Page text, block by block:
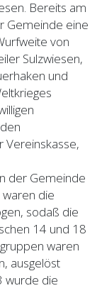
Bereits am
Gemeinde eine
von
Sulzwiesen,
und
Vereinskasse,
der Gemeinde
die
sodaß die
14 und 18
waren
ausgelöst
wurde die